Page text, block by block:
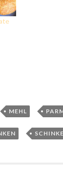
, MEHL ,
,